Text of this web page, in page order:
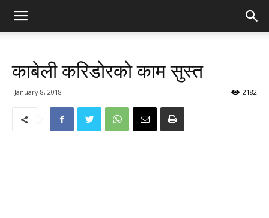
काबेली करिडोरको काम सुस्त
January 8, 2018 2182